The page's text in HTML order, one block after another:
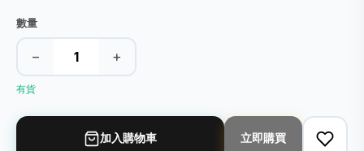
數量
− +
有貨
加入購物車 立即購買